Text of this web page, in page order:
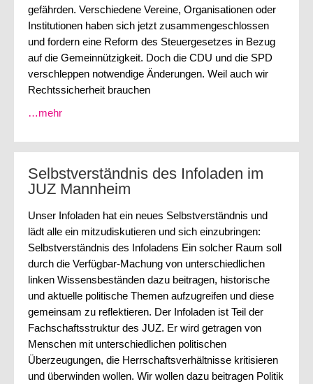
gefährden. Verschiedene Vereine, Organisationen oder
Institutionen haben sich jetzt zusammengeschlossen
und fordern eine Reform des Steuergesetzes in Bezug
auf die Gemeinnützigkeit. Doch die CDU und die SPD
verschleppen notwendige Änderungen. Weil auch wir
Rechtssicherheit brauchen
…mehr
Selbstverständnis des Infoladen im
JUZ Mannheim
Unser Infoladen hat ein neues Selbstverständnis und
lädt alle ein mitzudiskutieren und sich einzubringen:
Selbstverständnis des Infoladens Ein solcher Raum soll
durch die Verfügbar-Machung von unterschiedlichen
linken Wissensbeständen dazu beitragen, historische
und aktuelle politische Themen aufzugreifen und diese
gemeinsam zu reflektieren. Der Infoladen ist Teil der
Fachschaftsstruktur des JUZ. Er wird getragen von
Menschen mit unterschiedlichen politischen
Überzeugungen, die Herrschaftsverhältnisse kritisieren
und überwinden wollen. Wir wollen dazu beitragen Politik